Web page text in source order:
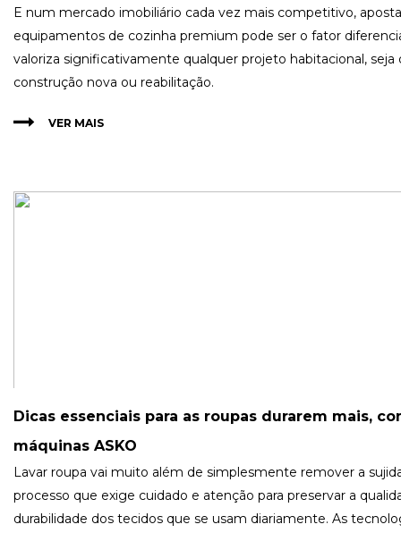
E num mercado imobiliário cada vez mais competitivo,
equipamentos de cozinha premium pode ser o fator
valoriza significativamente qualquer projeto habitacional, seja
construção nova ou reabilitação.
VER MAIS
Dicas essenciais para as roupas durarem mais,
máquinas ASKO
Lavar roupa vai muito além de simplesmente remover a
processo que exige cuidado e atenção para preservar a
durabilidade dos tecidos que se usam diariamente. As